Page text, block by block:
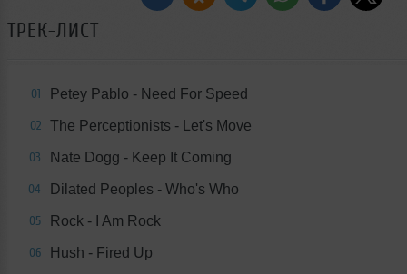
ТРЕК-ЛИСТ
01 Petey Pablo - Need For Speed
02 The Perceptionists - Let's Move
03 Nate Dogg - Keep It Coming
04 Dilated Peoples - Who's Who
05 Rock - I Am Rock
06 Hush - Fired Up